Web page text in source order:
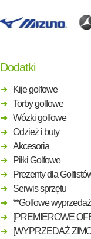
Dodatki
Kije golfowe
Torby golfowe
Wózki golfowe
Odzież i buty
Akcesoria
Piłki Golfowe
Prezenty dla
Serwis sprzętu
**Golfowe
[PREMIEROWE
[WYPRZEDAŻ